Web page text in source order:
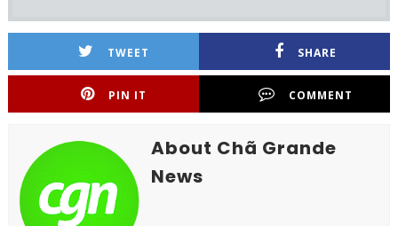
TWEET SHARE
PIN IT COMMENT
About Chã Grande
News